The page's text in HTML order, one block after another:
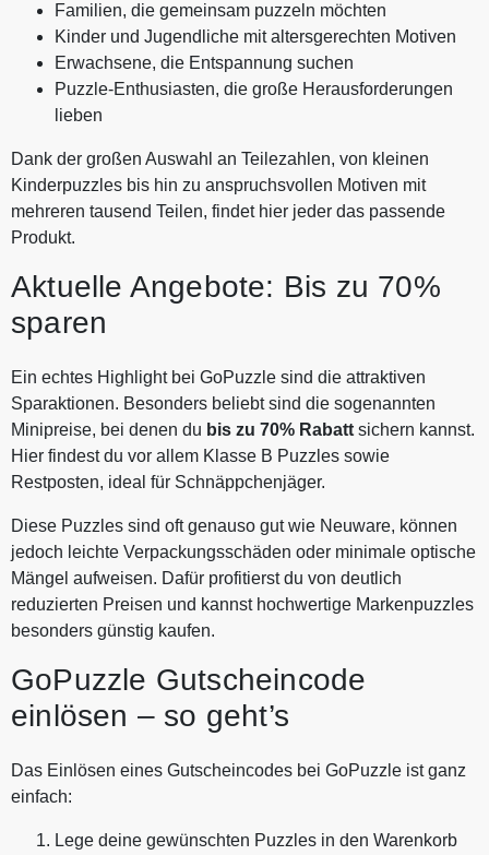
Familien, die gemeinsam puzzeln möchten
Kinder und Jugendliche mit altersgerechten Motiven
Erwachsene, die Entspannung suchen
Puzzle-Enthusiasten, die große Herausforderungen
lieben
Dank der großen Auswahl an Teilezahlen, von kleinen
Kinderpuzzles bis hin zu anspruchsvollen Motiven mit
mehreren tausend Teilen, findet hier jeder das passende
Produkt.
Aktuelle Angebote: Bis zu 70%
sparen
Ein echtes Highlight bei GoPuzzle sind die attraktiven
Sparaktionen. Besonders beliebt sind die sogenannten
Minipreise, bei denen du bis zu 70% Rabatt sichern kannst.
Hier findest du vor allem Klasse B Puzzles sowie
Restposten, ideal für Schnäppchenjäger.
Diese Puzzles sind oft genauso gut wie Neuware, können
jedoch leichte Verpackungsschäden oder minimale optische
Mängel aufweisen. Dafür profitierst du von deutlich
reduzierten Preisen und kannst hochwertige Markenpuzzles
besonders günstig kaufen.
GoPuzzle Gutscheincode
einlösen – so geht’s
Das Einlösen eines Gutscheincodes bei GoPuzzle ist ganz
einfach:
Lege deine gewünschten Puzzles in den Warenkorb